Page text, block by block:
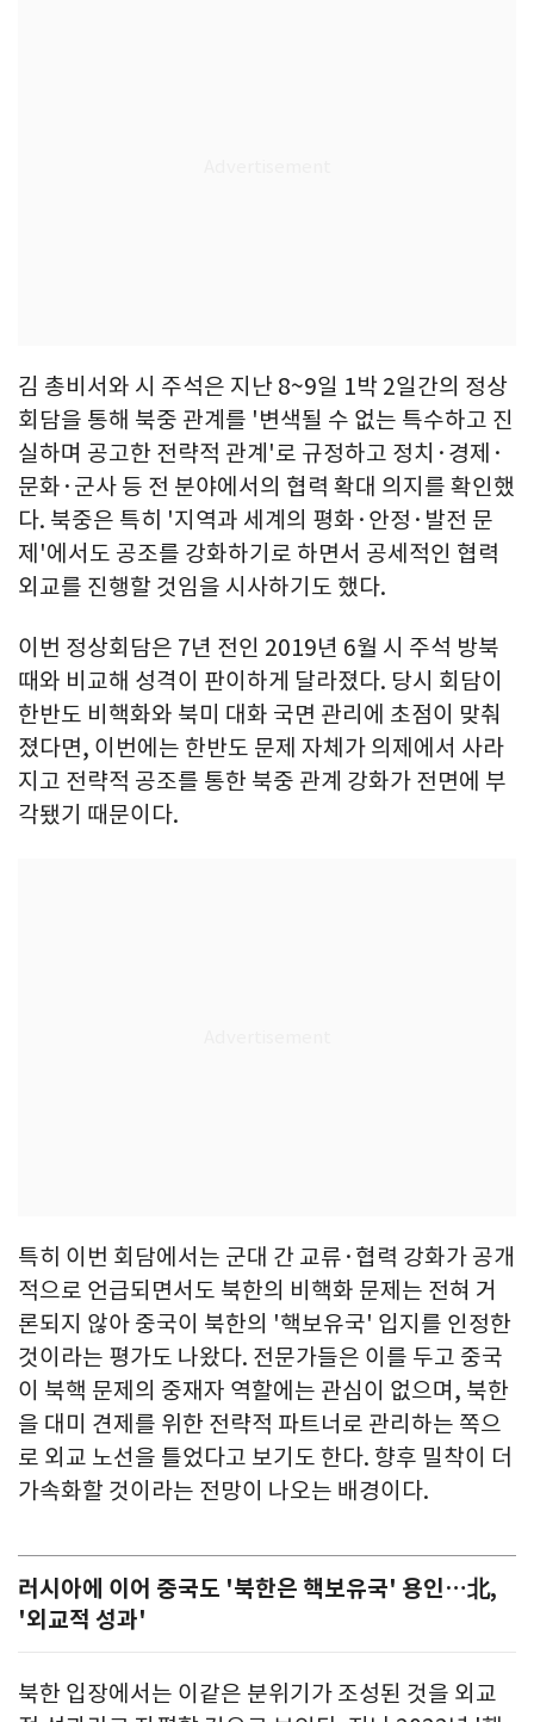
김 총비서와 시 주석은 지난 8~9일 1박 2일간의 정상
회담을 통해 북중 관계를 '변색될 수 없는 특수하고 진
실하며 공고한 전략적 관계'로 규정하고 정치·경제·
문화·군사 등 전 분야에서의 협력 확대 의지를 확인했
다. 북중은 특히 '지역과 세계의 평화·안정·발전 문
제'에서도 공조를 강화하기로 하면서 공세적인 협력
외교를 진행할 것임을 시사하기도 했다.
이번 정상회담은 7년 전인 2019년 6월 시 주석 방북
때와 비교해 성격이 판이하게 달라졌다. 당시 회담이
한반도 비핵화와 북미 대화 국면 관리에 초점이 맞춰
졌다면, 이번에는 한반도 문제 자체가 의제에서 사라
지고 전략적 공조를 통한 북중 관계 강화가 전면에 부
각됐기 때문이다.
특히 이번 회담에서는 군대 간 교류·협력 강화가 공개
적으로 언급되면서도 북한의 비핵화 문제는 전혀 거
론되지 않아 중국이 북한의 '핵보유국' 입지를 인정한
것이라는 평가도 나왔다. 전문가들은 이를 두고 중국
이 북핵 문제의 중재자 역할에는 관심이 없으며, 북한
을 대미 견제를 위한 전략적 파트너로 관리하는 쪽으
로 외교 노선을 틀었다고 보기도 한다. 향후 밀착이 더
가속화할 것이라는 전망이 나오는 배경이다.
러시아에 이어 중국도 '북한은 핵보유국' 용인…北,
'외교적 성과'
북한 입장에서는 이같은 분위기가 조성된 것을 외교